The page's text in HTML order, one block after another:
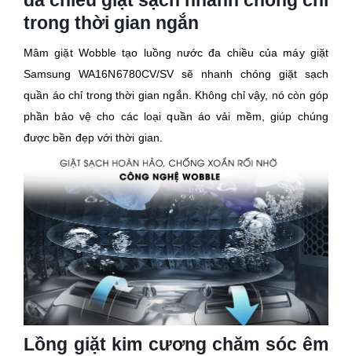
trong thời gian ngắn
Mâm giặt Wobble tạo luồng nước đa chiều của máy giặt
Samsung WA16N6780CV/SV sẽ nhanh chóng giặt sạch
quần áo chỉ trong thời gian ngắn. Không chỉ vậy, nó còn góp
phần bảo vệ cho các loại quần áo vải mềm, giúp chúng
được bền đẹp với thời gian.
Lồng giặt kim cương chăm sóc êm